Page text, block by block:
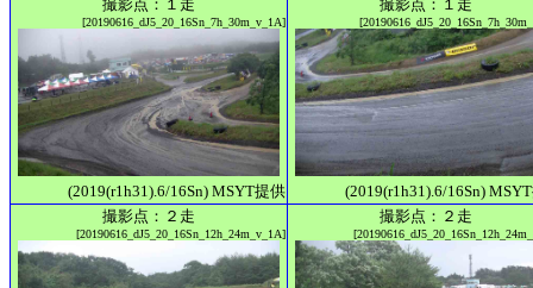
撮影点：１走
[20190616_dJ5_20_16Sn_7h_30m_v_1A]
(2019(r1h31).6/16Sn) MSYT提供
撮影点：１走
(2019(r1h31).6/16Sn)
撮影点：２走
[20190616_dJ5_20_16Sn_12h_24m_v_1A]
撮影点：２走